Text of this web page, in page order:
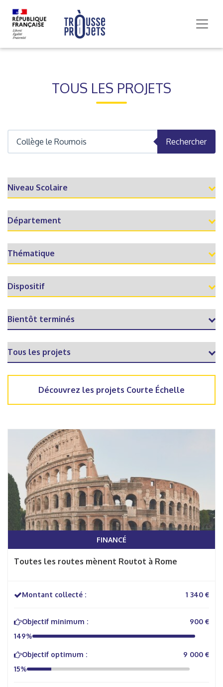
TOUS LES PROJETS
Rechercher
Découvrez les projets Courte Échelle
FINANCÉ
Toutes les routes mènent Routot à Rome
Montant collecté : 1 340 €
Objectif minimum :
900 €
149%
Objectif optimum :
9 000 €
15%